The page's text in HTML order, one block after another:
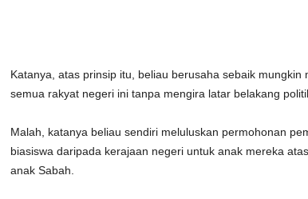
Katanya, atas prinsip itu, beliau berusaha sebaik
semua rakyat negeri ini tanpa mengira latar belakang
Malah, katanya beliau sendiri meluluskan permohonan
biasiswa daripada kerajaan negeri untuk anak mereka
anak Sabah.